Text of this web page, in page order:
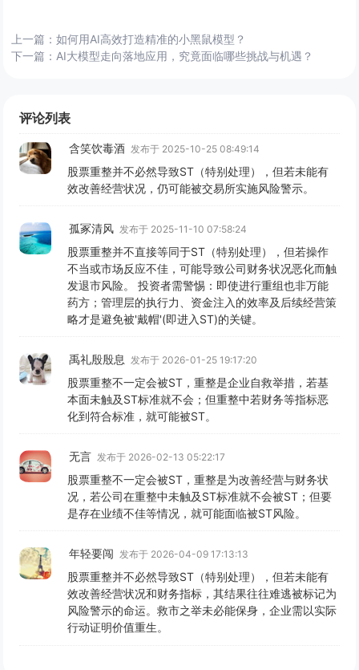
上一篇：如何用AI高效打造精准的小黑鼠模型？
下一篇： AI大模型走向落地应用，究竟面临哪些挑战与机遇？
评论列表
含笑饮毒酒 发布于 2025-10-25 08:49:14
股票重整并不必然导致ST（特别处理），但若未能有
效改善经营状况，仍可能被交易所实施风险警示。
孤冢清风 发布于 2025-11-10 07:58:24
股票重整并不直接等同于ST（特别处理），但若操作
不当或市场反应不佳，可能导致公司财务状况恶化而触
发退市风险。 投资者需警惕：即使进行重组也非万能
药方；管理层的执行力、资金注入的效率及后续经营策
略才是避免被'戴帽'(即进入ST)的关键。
禹礼殷殷息 发布于 2026-01-25 19:17:20
股票重整不一定会被ST，重整是企业自救举措，若基
本面未触及ST标准就不会；但重整中若财务等指标恶
化到符合标准，就可能被ST。
无言 发布于 2026-02-13 05:22:17
股票重整不一定会被ST，重整是为改善经营与财务状
况，若公司在重整中未触及ST标准就不会被ST；但要
是存在业绩不佳等情况，就可能面临被ST风险。
年轻要闯 发布于 2026-04-09 17:13:13
股票重整并不必然导致ST（特别处理），但若未能有
效改善经营状况和财务指标，其结果往往难逃被标记为
风险警示的命运。救市之举未必能保身，企业需以实际
行动证明价值重生。